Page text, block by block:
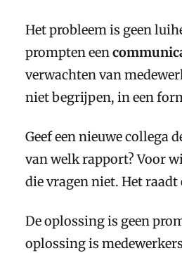
Het probleem is geen
prompten een
verwachten van
niet begrijpen, in een
Geef een nieuwe collega
van welk rapport? Voor
die vragen niet. Het
De oplossing is geen
oplossing is